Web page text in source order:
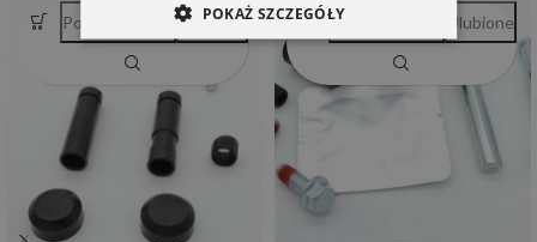
Porównywarka Ulubione SOLD OUTPorównywarka Ulubione
POKAŻ SZCZEGÓŁY